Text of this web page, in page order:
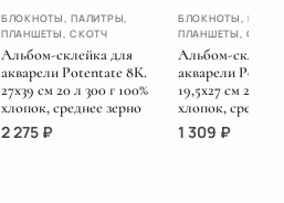
БЛОКНОТЫ, ПАЛИТРЫ,
ПЛАНШЕТЫ, СКОТЧ
Альбом-склейка для
акварели Potentate 8К.
27х39 см 20 л 300 г 100%
хлопок, среднее зерно
2 275 ₽
БЛОКНОТЫ,
ПЛАНШЕТЫ, СКОТЧ
Альбом-
акварели
19,5х27 см 20 л
хлопок, среднее
1 309 ₽